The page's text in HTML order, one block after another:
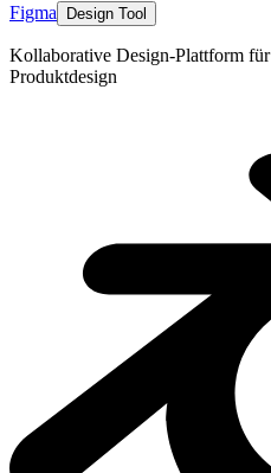
Figma Design Tool
Kollaborative Design-Plattform
Produktdesign